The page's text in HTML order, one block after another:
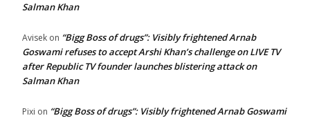
Salman Khan
Avisek on “Bigg Boss of drugs”: Visibly frightened Arnab
Goswami refuses to accept Arshi Khan’s challenge on LIVE TV
after Republic TV founder launches blistering attack on
Salman Khan
Pixi on “Bigg Boss of drugs”: Visibly frightened Arnab Goswami